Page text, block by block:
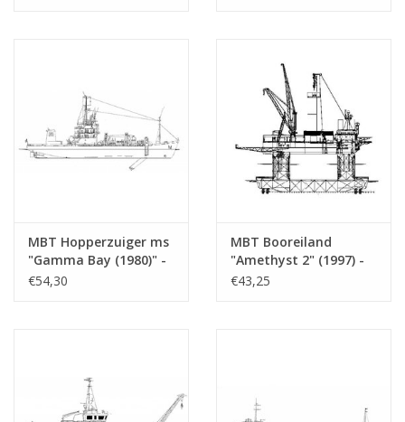
MBT Hopperzuiger ms
"Gamma Bay (1980)" -
Costain Blankevoort -
€54,30
MBT Booreiland
"Amethyst 2" (1997) -
Bouwtekening Schaal 1
€43,25